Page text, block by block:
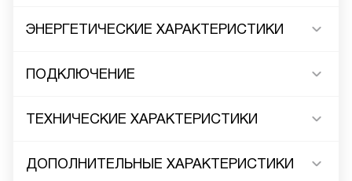
ЭНЕРГЕТИЧЕСКИЕ ХАРАКТЕРИСТИКИ
ПОДКЛЮЧЕНИЕ
ТЕХНИЧЕСКИЕ ХАРАКТЕРИСТИКИ
ДОПОЛНИТЕЛЬНЫЕ ХАРАКТЕРИСТИКИ